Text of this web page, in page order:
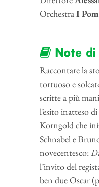
OrchestraI
Note di
Raccontare la
tortuoso e
scritte a più
l’esito inatteso
Korngold che
Schnabel e
novecentesco:
l’invito del
ben due Oscar